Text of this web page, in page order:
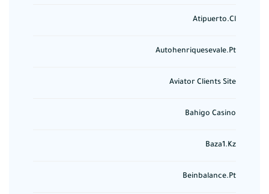
Atipuerto.cl
Autohenriquesevale.pt
Aviator Clients Site
Bahigo Casino
Baza1.kz
Beinbalance.pt